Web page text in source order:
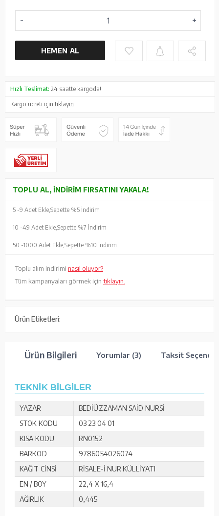
HEMEN AL
Hızlı Teslimat: 24 saatte kargoda!
Kargo ücreti içintıklayın
TOPLU AL, İNDIRIM FIRSATINI YAKALA!
5 -9 Adet Ekle, Sepette %5 İndirim
10 -49 Adet Ekle, Sepette %7 İndirim
50 -1000 Adet Ekle, Sepette %10 İndirim
Toplu alım indirimi nasıl oluyor?
Tüm kampanyaları görmek için tıklayın.
Ürün Etiketleri:
Ürün Bilgileri Yorumlar (3) Taksit
TEKNİK BİLGİLER
YAZAR
BEDİÜZZAMAN SAİD NURSİ
STOK KODU
03 23 04 01
KISA KODU
RN0152
BARKOD
9786054026074
KAĞIT CİNSİ
RİSALE-İ NUR KÜLLİYATI
EN / BOY
22,4 X 16,4
AĞIRLIK
0,445